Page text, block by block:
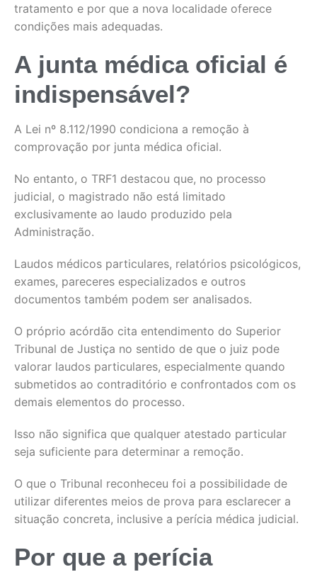
tratamento e por que a nova localidade oferece
condições mais adequadas.
A junta médica oficial é
indispensável?
A Lei nº 8.112/1990 condiciona a remoção à
comprovação por junta médica oficial.
No entanto, o TRF1 destacou que, no processo
judicial, o magistrado não está limitado
exclusivamente ao laudo produzido pela
Administração.
Laudos médicos particulares, relatórios psicológicos,
exames, pareceres especializados e outros
documentos também podem ser analisados.
O próprio acórdão cita entendimento do Superior
Tribunal de Justiça no sentido de que o juiz pode
valorar laudos particulares, especialmente quando
submetidos ao contraditório e confrontados com os
demais elementos do processo.
Isso não significa que qualquer atestado particular
seja suficiente para determinar a remoção.
O que o Tribunal reconheceu foi a possibilidade de
utilizar diferentes meios de prova para esclarecer a
situação concreta, inclusive a perícia médica judicial.
Por que a perícia